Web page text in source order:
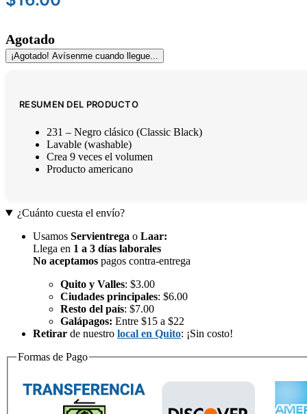
Agotado
¡Agotado! Avísenme cuando llegue...
RESUMEN DEL PRODUCTO
231 – Negro clásico (Classic Black)
Lavable (washable)
Crea 9 veces el volumen
Producto americano
¿Cuánto cuesta el envío?
Usamos Servientrega o Laar:
Llega en 1 a 3 días laborales
No aceptamos pagos contra-entrega
Quito y Valles: $3.00
Ciudades principales: $6.00
Resto del país: $7.00
Galápagos: Entre $15 a $22
Retirar de nuestro local en Quito: ¡Sin costo!
Formas de Pago